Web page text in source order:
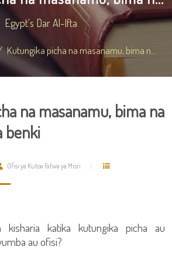
Egypt's Dar Al-Ifta
Kutungika picha na masanamu, bima n...
na masanamu, bima na
benki
Ofisi ya Kutoa Fatwa ya Misri
katika kutungika picha au
au ofisi?